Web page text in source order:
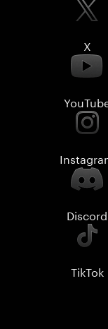
X
Discord
TikTok